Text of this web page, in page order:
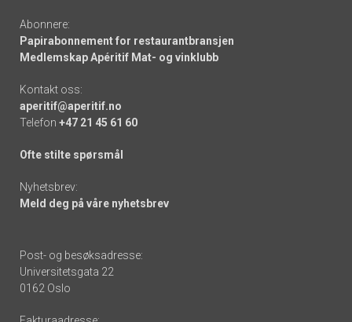
Abonnere:
Papirabonnement for restaurantbransjen
Medlemskap Apéritif Mat- og vinklubb
Kontakt oss:
aperitif@aperitif.no
Telefon +47 21 45 61 60
Ofte stilte spørsmål
Nyhetsbrev:
Meld deg på våre nyhetsbrev
Post- og besøksadresse:
Universitetsgata 22
0162 Oslo